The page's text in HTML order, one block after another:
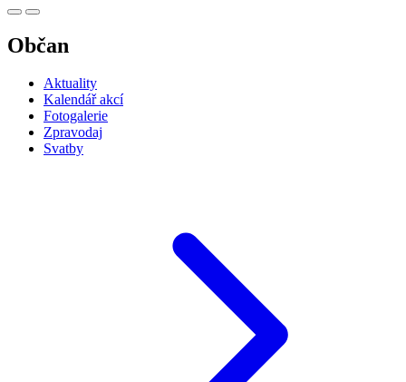
Občan
Aktuality
Kalendář akcí
Fotogalerie
Zpravodaj
Svatby